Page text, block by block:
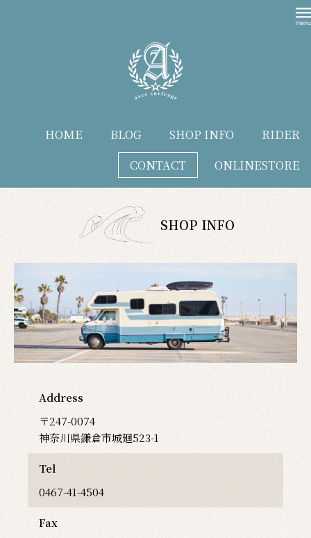
HOME BLOG SHOP INFO
RIDER
CONTACT
ONLINESTORE
SHOP INFO
Address
〒247-0074
神奈川県鎌倉市城廻523-1
Tel
0467-41-4504
Fax